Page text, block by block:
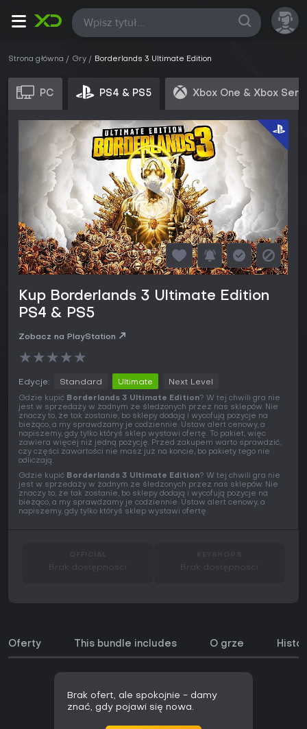
Wszystkie
Strona główna Gry Borderlands 3 Ultimate Edition
PC PS4 & PS5 Xbox One & Xbox
Kup Borderlands 3 Ultimate Edition
PS4 & PS5
Zobacz na PlayStation
★★★★★
Edycje: Standard Ultimate Next Level
Gdzie kupić Borderlands 3 Ultimate Edition? W tej chwili gra nie
jest w sprzedaży w żadnym ze śledzonych przez nas sklepów. Nie
znaczy to, że tak zostanie, bo sklepy dodają i wycofują pozycje na
bieżąco, a my sprawdzamy je codziennie. Ustaw alert cenowy, a
napiszemy, gdy tylko któryś sklep wystawi ofertę. To pakiet, więc
zawiera więcej niż jedną pozycję. Przed zakupem warto sprawdzić,
czy części zawartości nie masz już na koncie, bo pakiety tego nie
odliczają.
Gdzie kupić Borderlands 3 Ultimate Edition? W tej chwili gra nie
jest w sprzedaży w żadnym ze śledzonych przez nas sklepów. Nie
znaczy to, że tak zostanie, bo sklepy dodają i wycofują pozycje na
bieżąco, a my sprawdzamy je codziennie. Ustaw alert cenowy, a
napiszemy, gdy tylko któryś sklep wystawi ofertę.
Brak dostępności Brak dostępności
Oferty This bundle includes O grze
Brak ofert, ale spokojnie - damy
znać, gdy pojawi się nowa.